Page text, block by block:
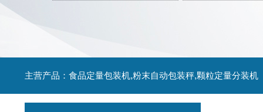
主营产品：食品定量包装机,粉末自动包装秤,颗粒定量分装机